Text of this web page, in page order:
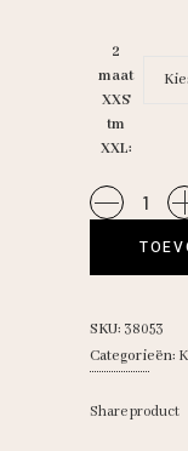
2
maat
XXS
tm
XXL
COJ/
Baby
quantity
SKU: 38053
Categorieën:
Share product